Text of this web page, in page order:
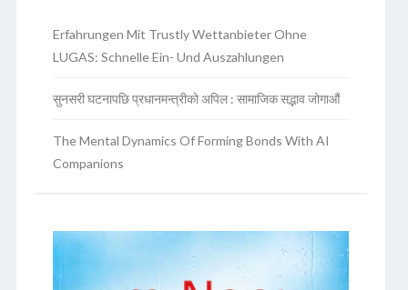
Erfahrungen Mit Trustly Wettanbieter Ohne
LUGAS: Schnelle Ein- Und Auszahlungen
सुनसरी घटनापछि प्रधानमन्त्रीको अपिल : सामाजिक सद्भाव जोगाऔं
The Mental Dynamics Of Forming Bonds With AI
Companions